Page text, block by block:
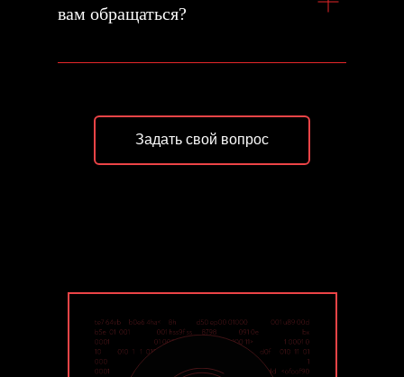
вам обращаться?
Задать свой вопрос